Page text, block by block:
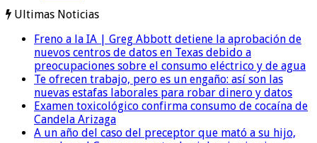
Ultimas Noticias
Freno a la IA | Greg Abbott detiene la aprobación de
nuevos centros de datos en Texas debido a
preocupaciones sobre el consumo eléctrico y de agua
Te ofrecen trabajo, pero es un engaño: así son las
nuevas estafas laborales para robar dinero y datos
Examen toxicológico confirma consumo de cocaína de
Candela Arizaga
A un año del caso del preceptor que mató a su hijo,